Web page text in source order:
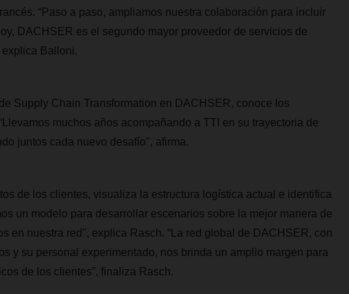
“Paso a paso, ampliamos nuestra colaboración para incluir
DACHSER es el segundo mayor proveedor de servicios de
explica Balloni.
Supply Chain Transformation en DACHSER, conoce los
muchos años acompañando a TTI en su trayectoria de
juntos cada nuevo desafío", afirma.
de los clientes, visualiza la estructura logística actual e identifica
un modelo para desarrollar escenarios sobre la mejor manera de
en nuestra red", explica Rasch. “La red global de DACHSER, con
y su personal experimentado, nos brinda un amplio margen para
de los clientes”, finaliza Rasch.